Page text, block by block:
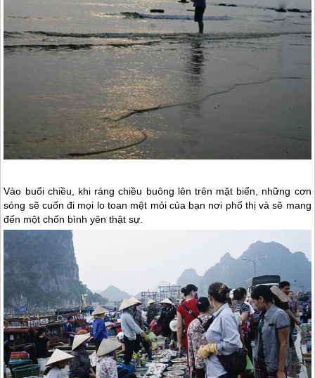
Vào buổi chiều, khi ráng chiều buông lên trên mặt biển, những cơn
sóng sẽ cuốn đi mọi lo toan mệt mỏi của bạn nơi phố thị và sẽ mang
đến một chốn bình yên thật sự.